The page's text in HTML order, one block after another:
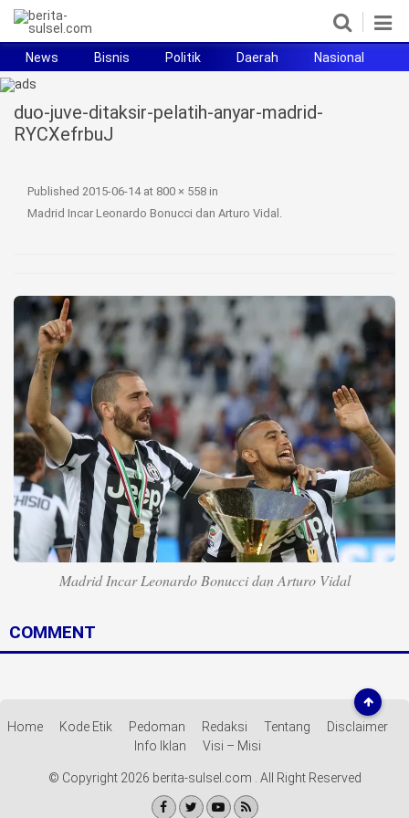
Home
News
Pendidikan
Hukum
Sport
Life Style
Profil
Opini
Video
More
News Bisnis Politik Daerah Nasional
duo-juve-ditaksir-pelatih-anyar-madrid-
RYCXefrbuJ
Published 2015-06-14at 800 × 558 in
Madrid Incar Leonardo Bonucci dan Arturo Vidal .
Madrid Incar Leonardo Bonucci dan Arturo Vidal
COMMENT
Home Kode Etik Pedoman Redaksi Tentang
Disclaimer
Info Iklan
Visi – Misi
© Copyright 2026 berita-sulsel.com . All Right Reserved